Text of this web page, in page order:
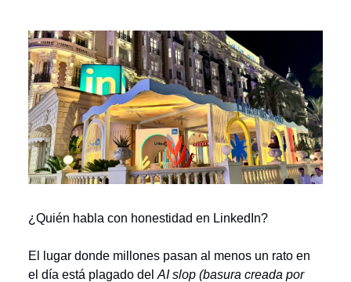
¿Quién habla con honestidad en LinkedIn?
El lugar donde millones pasan al menos un rato en
el día está plagado del AI slop (basura creada por